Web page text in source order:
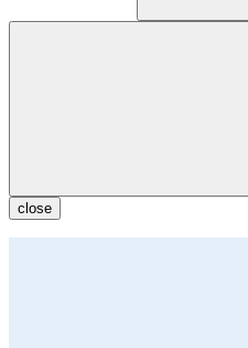
close